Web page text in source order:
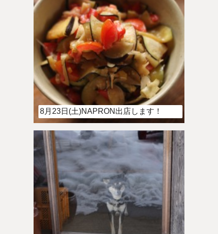
8月23日(土)NAPRON出店します！